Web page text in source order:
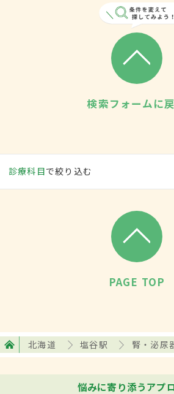
検索フォームに
診療科目で絞り込む
PAGE TOP
北海道 塩谷駅 腎・泌尿
悩みに寄り添うアプ